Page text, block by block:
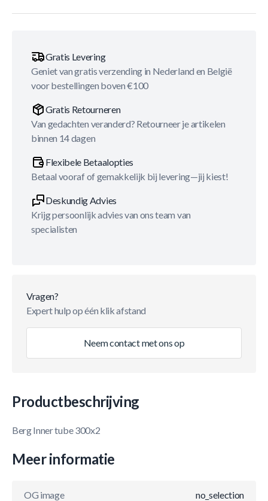
Gratis Levering
Geniet van gratis verzending in Nederland en België
voor bestellingen boven €100
Gratis Retourneren
Van gedachten veranderd? Retourneer je artikelen
binnen 14 dagen
Flexibele Betaalopties
Betaal vooraf of gemakkelijk bij levering—jij kiest!
Deskundig Advies
Krijg persoonlijk advies van ons team van
specialisten
Vragen?
Expert hulp op één klik afstand
Neem contact met ons op
Productbeschrijving
Berg Inner tube 300x2
Meer informatie
OG image no_selection